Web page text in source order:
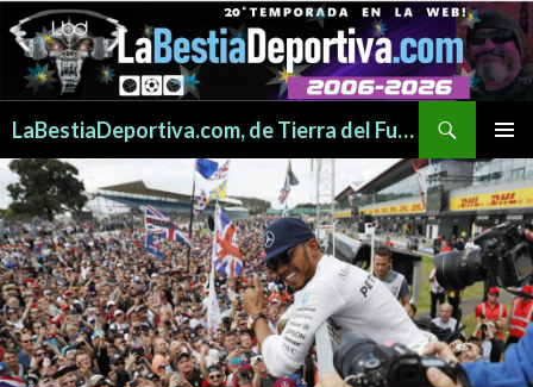
LaBestiaDeportiva.com, de Tierra del Fuego para todo el mundo
MENÚ
AL
CONTENIDO